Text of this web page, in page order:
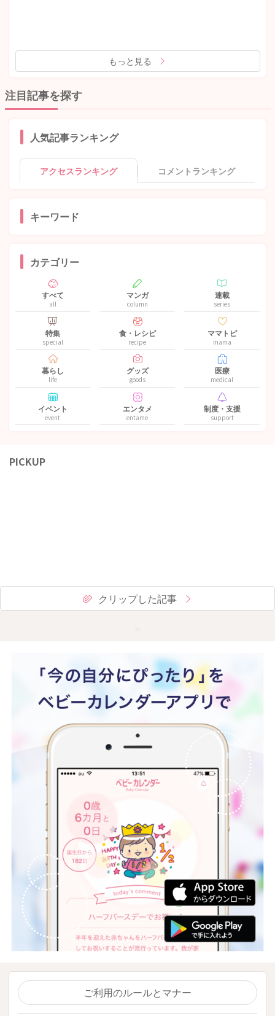
もっと見る
注目記事を探す
人気記事ランキング
アクセスランキング コメントランキング
キーワード
カテゴリー
すべて
all
マンガ
column
連載
series
特集
special
食・レシピ
recipe
ママトピ
mama
暮らし
life
グッズ
goods
医療
medical
イベント
event
エンタメ
entame
制度・支援
support
PICKUP
クリップした記事
ご利用のルールとマナー